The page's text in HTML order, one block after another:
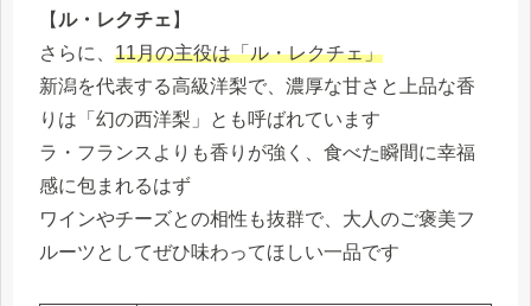
【 ル・レクチェ 】
さらに、 11月の主役は「ル・レクチェ」
新潟を代表する高級洋梨で、濃厚な甘さと上品な香
りは「幻の西洋梨」とも呼ばれています
ラ・フランスよりも香りが強く、食べた瞬間に幸福
感に包まれるはず
ワインやチーズとの相性も抜群で、大人のご褒美フ
ルーツとしてぜひ味わってほしい一品です